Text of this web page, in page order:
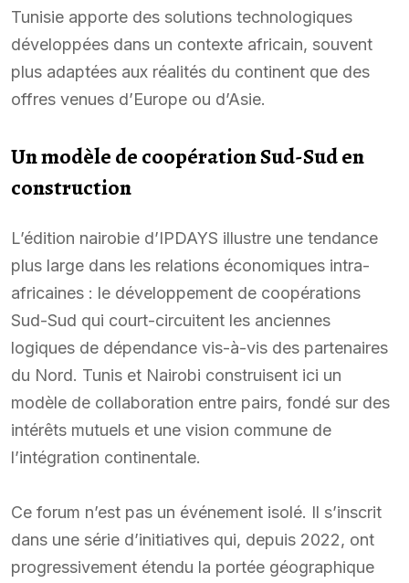
Tunisie apporte des solutions technologiques
développées dans un contexte africain, souvent
plus adaptées aux réalités du continent que des
offres venues d’Europe ou d’Asie.
Un modèle de coopération Sud-Sud en
construction
L’édition nairobie d’IPDAYS illustre une tendance
plus large dans les relations économiques intra-
africaines : le développement de coopérations
Sud-Sud qui court-circuitent les anciennes
logiques de dépendance vis-à-vis des partenaires
du Nord. Tunis et Nairobi construisent ici un
modèle de collaboration entre pairs, fondé sur des
intérêts mutuels et une vision commune de
l’intégration continentale.
Ce forum n’est pas un événement isolé. Il s’inscrit
dans une série d’initiatives qui, depuis 2022, ont
progressivement étendu la portée géographique